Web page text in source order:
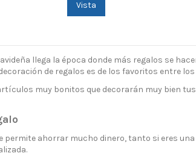
Vista
llega la época donde más regalos se
de regalos es de los favoritos entre
muy bonitos que decorarán muy bien
permite ahorrar mucho dinero, tanto si eres